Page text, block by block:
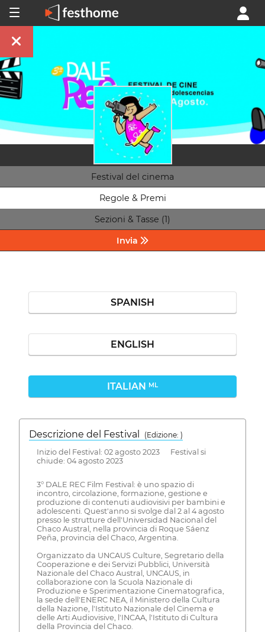
Festival del cinema
Regole & Premi
Sezioni & Tasse (1)
Invia
SPANISH
ENGLISH
ITALIAN ML
Descrizione del Festival
( Edizione: )
Inizio del Festival: 02 agosto 2023 Festival si
chiude: 04 agosto 2023
3° DALE REC Film Festival: è uno spazio di
incontro, circolazione, formazione, gestione e
produzione di contenuti audiovisivi per bambini e
adolescenti. Quest'anno si svolge dal 2 al 4 agosto
presso le strutture dell'Universidad Nacional del
Chaco Austral, nella provincia di Roque Sáenz
Peña, provincia del Chaco, Argentina.
Organizzato da UNCAUS Culture, Segretario della
Cooperazione e dei Servizi Pubblici, Università
Nazionale del Chaco Austral, UNCAUS, in
collaborazione con la Scuola Nazionale di
Produzione e Sperimentazione Cinematografica,
la sede dell'ENERC NEA, il Ministero della Cultura
della Nazione, l'Istituto Nazionale del Cinema e
delle Arti Audiovisive, l'INCAA, l'Istituto di Cultura
della Provincia del Chaco.